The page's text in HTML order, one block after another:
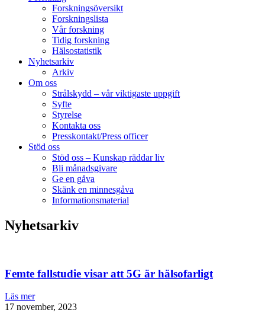
Forskningsöversikt
Forskningslista
Vår forskning
Tidig forskning
Hälsostatistik
Nyhetsarkiv
Arkiv
Om oss
Strålskydd – vår viktigaste uppgift
Syfte
Styrelse
Kontakta oss
Presskontakt/Press officer
Stöd oss
Stöd oss – Kunskap räddar liv
Bli månadsgivare
Ge en gåva
Skänk en minnesgåva
Informationsmaterial
Nyhetsarkiv
Femte fallstudie visar att 5G är hälsofarligt
Läs mer
17 november, 2023